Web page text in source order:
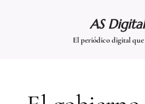
AS
El periódico digital que